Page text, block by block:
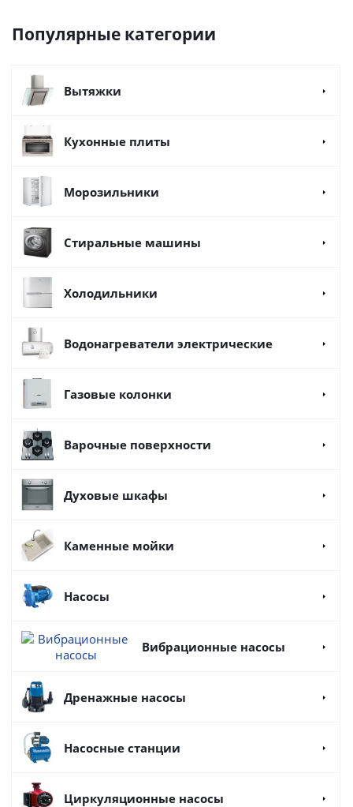
Популярные категории
Вытяжки
Кухонные плиты
Морозильники
Стиральные машины
Холодильники
Водонагреватели электрические
Газовые колонки
Варочные поверхности
Духовые шкафы
Каменные мойки
Насосы
Вибрационные насосы
Дренажные насосы
Насосные станции
Циркуляционные насосы